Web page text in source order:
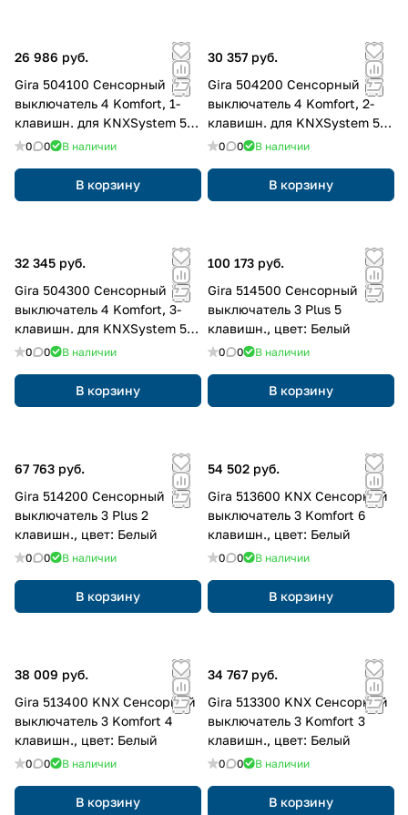
26 986 руб.
Gira 504100 Сенсорный
выключатель 4 Komfort, 1-
клавишн. для KNXSystem 55,
с Присутствует кнопка
0 0 В наличии
В корзину
30 357 руб.
Gira 504200 Сенсорный
выключатель 4 Komfort, 2-
клавишн. для KNXSystem 55,
с Присутствует кнопка
0 0 В наличии
В корзину
32 345 руб.
Gira 504300 Сенсорный
выключатель 4 Komfort, 3-
клавишн. для KNXSystem 55,
с Присутствует кнопка
0 0 В наличии
В корзину
100 173 руб.
Gira 514500 Сенсорный
выключатель 3 Plus 5
клавишн., цвет: Белый
0 0 В наличии
В корзину
67 763 руб.
Gira 514200 Сенсорный
выключатель 3 Plus 2
клавишн., цвет: Белый
0 0 В наличии
В корзину
54 502 руб.
Gira 513600 KNX Сенсорный
выключатель 3 Komfort 6
клавишн., цвет: Белый
0 0 В наличии
В корзину
38 009 руб.
Gira 513400 KNX Сенсорный
выключатель 3 Komfort 4
клавишн., цвет: Белый
0 0 В наличии
В корзину
34 767 руб.
Gira 513300 KNX Сенсорный
выключатель 3 Komfort 3
клавишн., цвет: Белый
0 0 В наличии
В корзину